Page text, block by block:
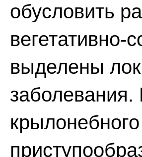
обусловить
вегетативно-
выделены
заболевания.